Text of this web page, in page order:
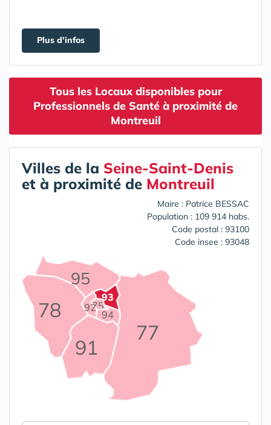
Plus d'infos
Tous les Locaux disponibles pour
Professionnels de Santé à proximité de
Montreuil
Villes de la Seine-Saint-Denis
et à proximité de Montreuil
Maire : Patrice BESSAC
Population : 109 914 habs.
Code postal : 93100
Code insee : 93048
75
77
78
91
92
93
94
95